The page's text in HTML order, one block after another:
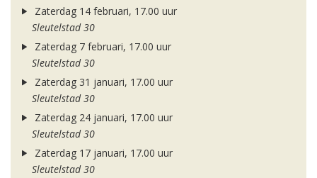
Zaterdag 14 februari, 17.00 uur
Sleutelstad 30
Zaterdag 7 februari, 17.00 uur
Sleutelstad 30
Zaterdag 31 januari, 17.00 uur
Sleutelstad 30
Zaterdag 24 januari, 17.00 uur
Sleutelstad 30
Zaterdag 17 januari, 17.00 uur
Sleutelstad 30